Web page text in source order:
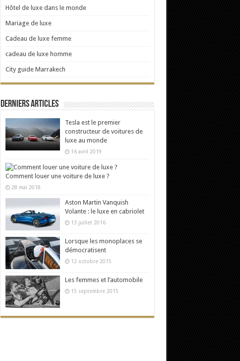
Hôtel de luxe dans le monde
Mariage de luxe
Cadeau de luxe femme
cadeau de luxe homme
City guide Marrakech
Derniers articles
Tesla est le premier
constructeur de voitures de
luxe au monde
16 avril 2019
Comment louer une voiture de luxe ?
28 mai 2018
Aston Martin Vanquish
Volante : le luxe en cabriolet
13 juillet 2016
Lorsque les monoplaces se
démocratisent
12 octobre 2015
Les femmes et l’automobile
15 septembre 2015